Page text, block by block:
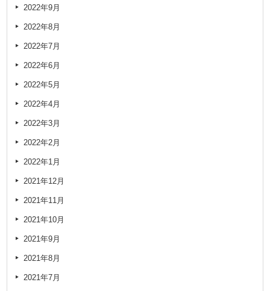
2022年9月
2022年8月
2022年7月
2022年6月
2022年5月
2022年4月
2022年3月
2022年2月
2022年1月
2021年12月
2021年11月
2021年10月
2021年9月
2021年8月
2021年7月